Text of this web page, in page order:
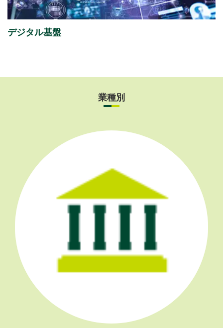
Day 2026」
出展のご案内
デジタル基盤
業種別